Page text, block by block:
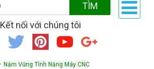
TÌM
Kết nối với chúng tôi
Nắm Vững Tính Năng Máy CNC